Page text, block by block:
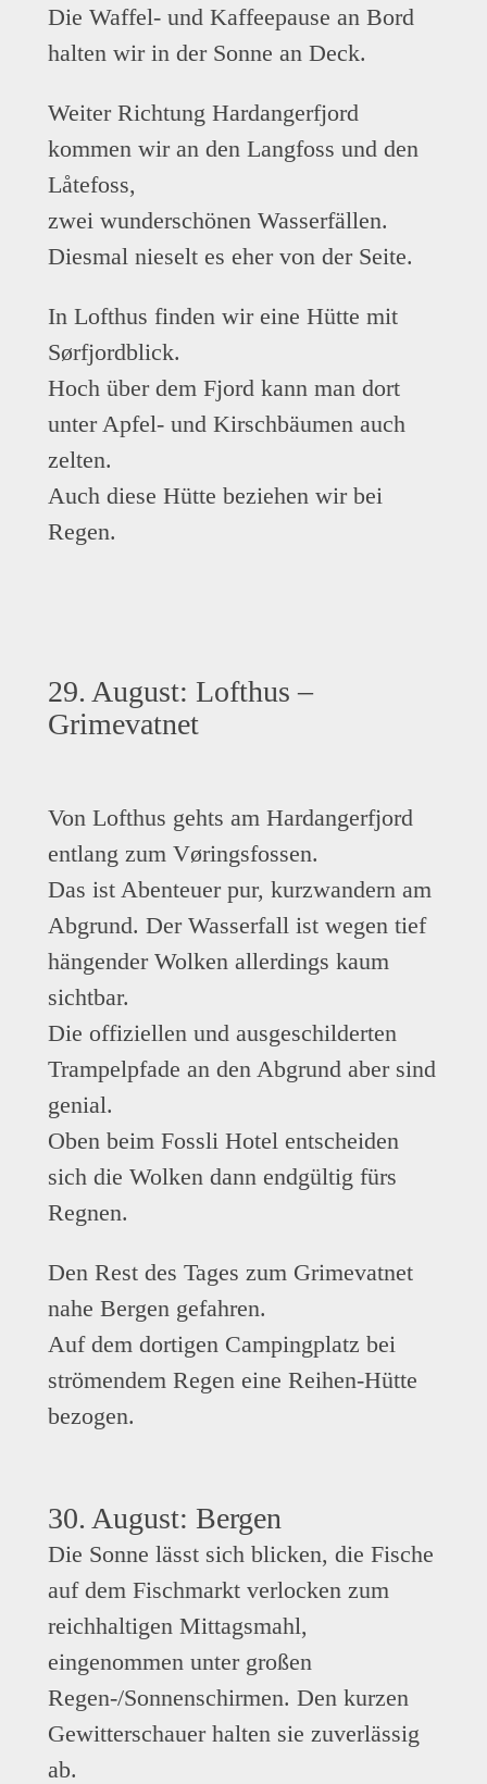
Die Waffel- und Kaffeepause an Bord
halten wir in der Sonne an Deck.
Weiter Richtung Hardangerfjord
kommen wir an den Langfoss und den
Låtefoss,
zwei wunderschönen Wasserfällen.
Diesmal nieselt es eher von der Seite.
In Lofthus finden wir eine Hütte mit
Sørfjordblick.
Hoch über dem Fjord kann man dort
unter Apfel- und Kirschbäumen auch
zelten.
Auch diese Hütte beziehen wir bei
Regen.
29. August: Lofthus –
Grimevatnet
Von Lofthus gehts am Hardangerfjord
entlang zum Vøringsfossen.
Das ist Abenteuer pur, kurzwandern am
Abgrund. Der Wasserfall ist wegen tief
hängender Wolken allerdings kaum
sichtbar.
Die offiziellen und ausgeschilderten
Trampelpfade an den Abgrund aber sind
genial.
Oben beim Fossli Hotel entscheiden
sich die Wolken dann endgültig fürs
Regnen.
Den Rest des Tages zum Grimevatnet
nahe Bergen gefahren.
Auf dem dortigen Campingplatz bei
strömendem Regen eine Reihen-Hütte
bezogen.
30. August: Bergen
Die Sonne lässt sich blicken, die Fische
auf dem Fischmarkt verlocken zum
reichhaltigen Mittagsmahl,
eingenommen unter großen
Regen-/Sonnenschirmen. Den kurzen
Gewitterschauer halten sie zuverlässig
ab.